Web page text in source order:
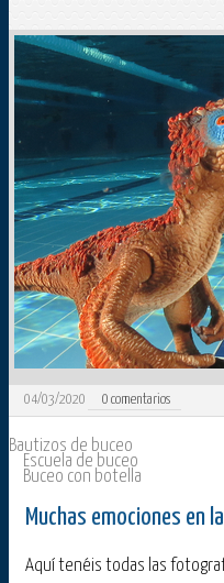
04/03/2020 0 comentarios
Bautizos de buceo
Escuela de buceo
Buceo con botella
Muchas emociones en
Aquí tenéis todas las